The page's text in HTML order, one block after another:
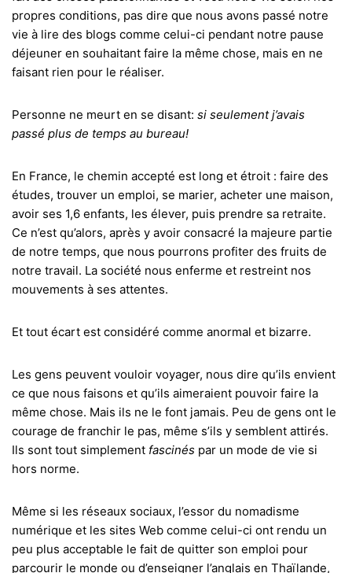
propres conditions, pas dire que nous avons passé notre
vie à lire des blogs comme celui-ci pendant notre pause
déjeuner en souhaitant faire la même chose, mais en ne
faisant rien pour le réaliser.
Personne ne meurt en se disant: si seulement j’avais
passé plus de temps au bureau!
En France, le chemin accepté est long et étroit : faire des
études, trouver un emploi, se marier, acheter une maison,
avoir ses 1,6 enfants, les élever, puis prendre sa retraite.
Ce n’est qu’alors, après y avoir consacré la majeure partie
de notre temps, que nous pourrons profiter des fruits de
notre travail. La société nous enferme et restreint nos
mouvements à ses attentes.
Et tout écart est considéré comme anormal et bizarre.
Les gens peuvent vouloir voyager, nous dire qu’ils envient
ce que nous faisons et qu’ils aimeraient pouvoir faire la
même chose. Mais ils ne le font jamais. Peu de gens ont le
courage de franchir le pas, même s’ils y semblent attirés.
Ils sont tout simplement fascinés par un mode de vie si
hors norme.
Même si les réseaux sociaux, l’essor du nomadisme
numérique et les sites Web comme celui-ci ont rendu un
peu plus acceptable le fait de quitter son emploi pour
parcourir le monde ou d’enseigner l’anglais en Thaïlande,